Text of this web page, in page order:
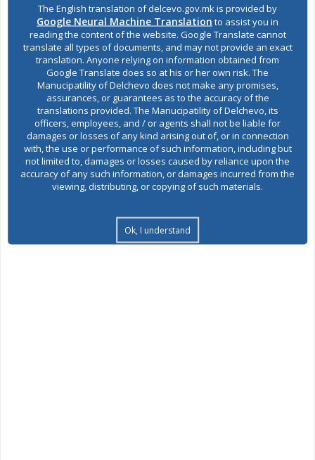
-Ние денешните генерации имаме света должност да ја
чуваме и да ја пренесуваме оваа светлина. Да го негуваме
македонскиот јазик во неговиот најубав и најчист облик, да
бидеме достојни продолжувачи на делото на соунските браќа.
Нека оваа свечена академија биде не само спомен, туку и
обврска кон знаењето, кон вистината и кон нашиот народ,
истакна Стојменовски.
На настанот се обрати и епископот Марко која ја нагласи
кирилометодиевската традиција и значењето на
почитувањето на нивното дело.
Чествувањето продолжи со промоција на книгата„Св.Кирил и
Методиј“ –промотор монахиња Ирина и со концерт на
The English translation of delcevo.gov.mk is provided by
Google Neural Machine Translation to assist you in
reading the content of the website. Google Translate cannot
translate all types of documents, and may not provide an exact
translation. Anyone relying on information obtained from
Google Translate does so at his or her own risk. The
Manucipatility of Delchevo does not make any promises,
assurances, or guarantees as to the accuracy of the
translations provided. The Manucipatility of Delchevo, its
officers, employees, and / or agents shall not be liable for
damages or losses of any kind arising out of, or in connection
with, the use or performance of such information, including but
not limited to, damages or losses caused by reliance upon the
accuracy of any such information, or damages incurred from the
viewing, distributing, or copying of such materials.
Ok, I understand